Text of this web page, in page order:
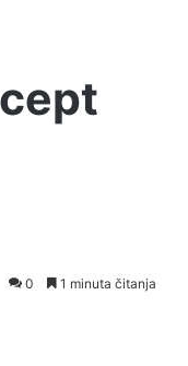
0 1 minuta čitanja